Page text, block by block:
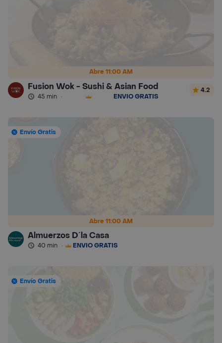
Abre 11:00 AM
Fusion Wok - Sushi & Asian Food
45 min · ENVÍO GRATIS
4.2
Abre 11:00 AM
Envío Gratis
Almuerzos D´la Casa
40 min · ENVÍO GRATIS
Envío Gratis